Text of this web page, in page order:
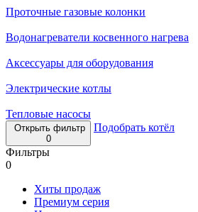
Проточные газовые колонки
Водонагреватели косвенного нагрева
Аксессуары для оборудования
Электрические котлы
Тепловые насосы
Открыть фильтр
0
Подобрать котёл
Фильтры
0
Хиты продаж
Премиум серия